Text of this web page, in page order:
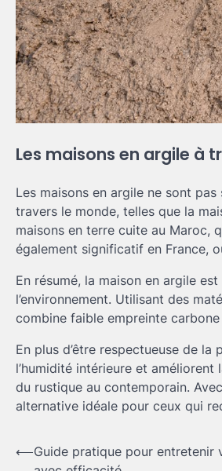
Les maisons en argile à
Les maisons en argile ne sont
travers le monde, telles que la
maisons en terre cuite au Maroc,
également significatif en France,
En résumé, la maison en argile
l’environnement. Utilisant des
combine faible empreinte
En plus d’être respectueuse de
l’humidité intérieure et améliorent
du rustique au contemporain.
alternative idéale pour ceux qui
Navigation
⟵Guide pratique pour entretenir